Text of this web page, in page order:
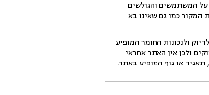
על המשתמשים והגולשים
המקור כמו גם שאינו בא
ולנכונות החומר המופיע
ולכן אין האתר אחראי
או גוף המופיע באתר.